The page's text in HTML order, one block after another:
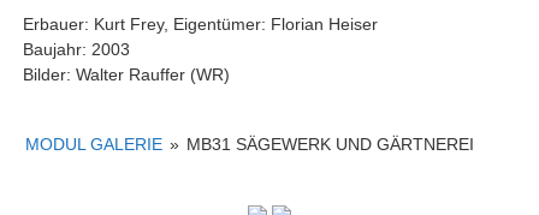
e.V.
Erbauer: Kurt Frey, Eigentümer: Florian Heiser
Baujahr: 2003
Bilder: Walter Rauffer (WR)
MODUL GALERIE » MB31 SÄGEWERK UND GÄRTNEREI